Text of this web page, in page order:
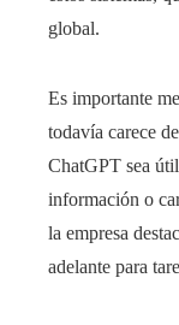
global.
Es importante
todavía carece
ChatGPT sea
información o
la empresa
adelante para